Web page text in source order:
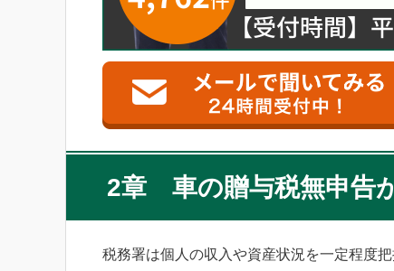
2章 車の贈与税無申告
税務署は個人の収入や資産状況を一定程度